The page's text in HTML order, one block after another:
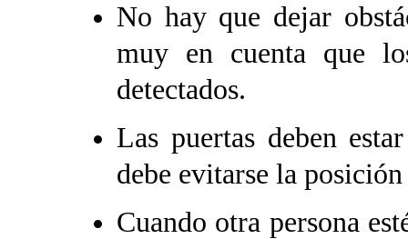
No hay que dejar
muy en cuenta que
detectados.
Las puertas deben
debe evitarse la
Cuando otra persona